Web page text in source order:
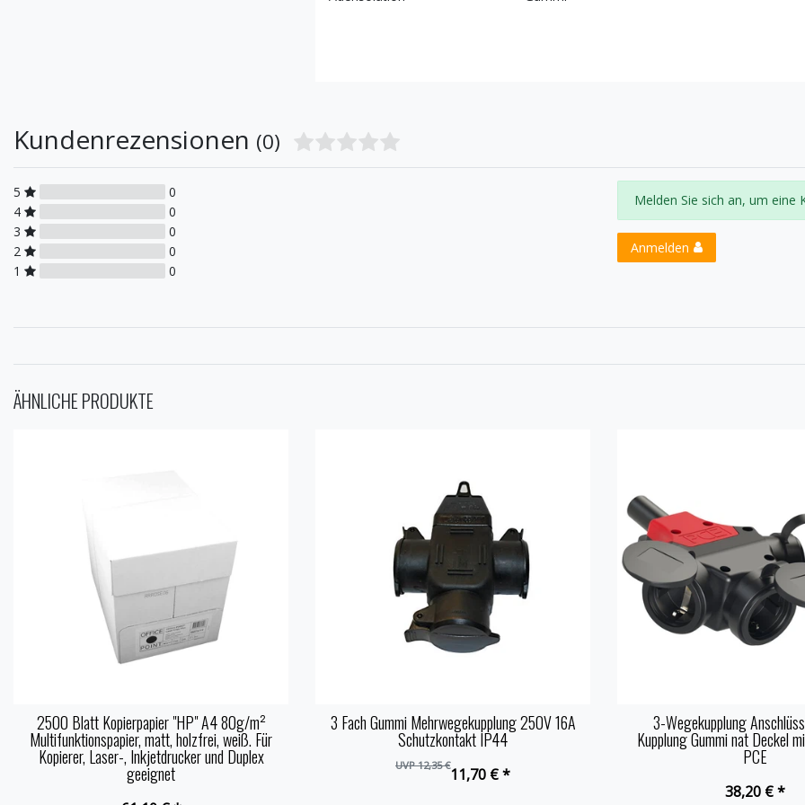
Kundenrezensionen (0)
5
0
4
0
3
0
2
0
1
0
Melden Sie sich an, um eine
Anmelden
ÄHNLICHE PRODUKTE
2500 Blatt Kopierpapier "HP" A4 80g/m²
Multifunktionspapier, matt, holzfrei, weiß. Für
Kopierer, Laser-, Inkjetdrucker und Duplex
geeignet
3 Fach Gummi Mehrwegekupplung 250V 16A
Schutzkontakt IP44
UVP 12,35 €11,70 € *
3-Wegekupplung
Kupplung Gummi nat Deckel
PCE
38,20 € *